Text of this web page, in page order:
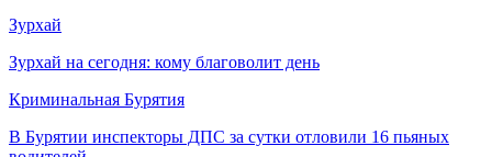
Зурхай
Зурхай на сегодня: кому благоволит день
Криминальная Бурятия
В Бурятии инспекторы ДПС за сутки отловили 16 пьяных